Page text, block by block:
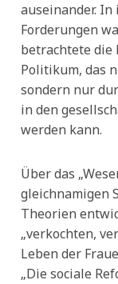
auseinander.
Forderungen
betrachtete die
Politikum, das
sondern nur
in den
werden kann.
Über das
gleichnamigen
Theorien
„verkochten,
Leben der
„Die sociale